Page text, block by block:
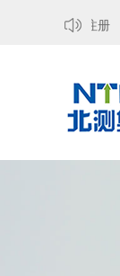
求无线NVR注册